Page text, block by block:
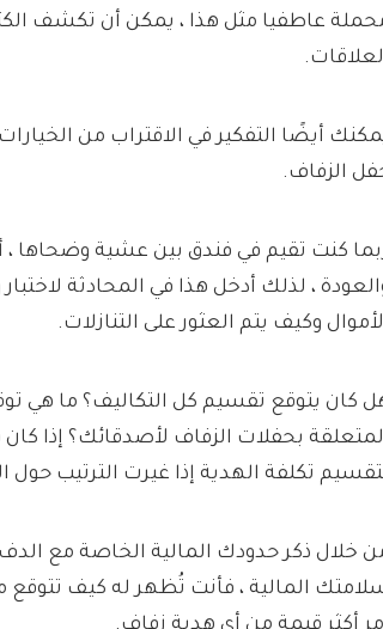
عاطفيا مثل هذا ، يمكن أن تكشف
أيضًا التفكير في الاقتراب من
الزفاف.
كنت تقيم في فندق بين عشية وضحاها
، لذلك أدخل هذا في المحادثة
وكيف يتم العثور على التنازلات.
كان يتوقع تقسيم كل التكاليف؟ ما هي
بحفلات الزفاف لأصدقائك؟ إذا
تكلفة الهدية إذا غيرت الترتيب حول
خلال ذكر حدودك المالية الخاصة مع
المالية ، فأنت تُظهر له كيف تتوقع